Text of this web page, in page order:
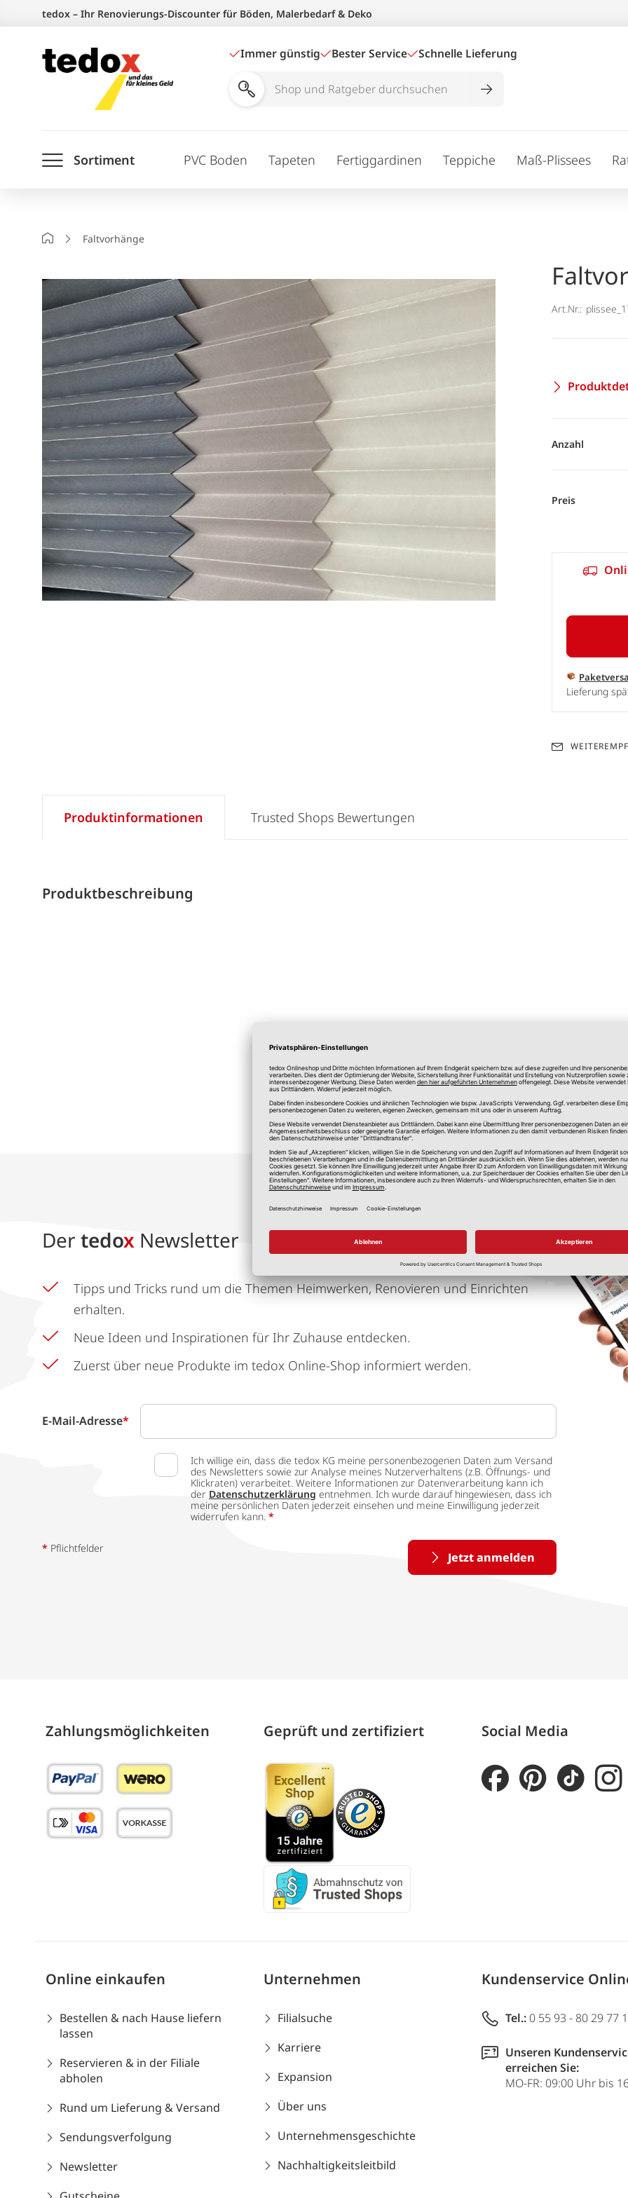
springen
tedox – Ihr Renovierungs-Discounter für Böden, Malerbedarf & Deko
Immer günstig Bester Service Schnelle Lieferung
Shop
durchsuchen
Sortiment PVC Boden Tapeten Fertiggardinen Teppiche Maß-Plissees
StartseiteFaltvorhänge
Art.Nr.:
Anzahl
Preis
Lieferung
Produktinformationen
Produktbeschreibung
Trusted Shops Bewertungen
*Alle Preise in Euro, inkl. gesetzlicher Mehrwertsteuer, zzgl.
Der tedox Newsletter
Tipps und Tricks rund um die Themen Heimwerken, Renovieren und Einrichten
erhalten.
Neue Ideen und Inspirationen für Ihr Zuhause entdecken.
Zuerst über neue Produkte im tedox Online-Shop informiert werden.
E-Mail-Adresse*
Ich willige ein, dass die tedox KG meine personenbezogenen Daten zum Versand
des Newsletters sowie zur Analyse meines Nutzerverhaltens (z.B. Öffnungs- und
Klickraten) verarbeitet. Weitere Informationen zur Datenverarbeitung kann ich
der Datenschutzerklärung entnehmen. Ich wurde darauf hingewiesen, dass ich
meine persönlichen Daten jederzeit einsehen und meine Einwilligung jederzeit
widerrufen kann. *
Jetzt anmelden
* Pflichtfelder
Zahlungs­möglich­keiten Geprüft und zertifiziert Social Media
Online einkaufen
Bestellen & nach Hause liefern
lassen
Reservieren & in der Filiale
abholen
Rund um Lieferung & Versand
Sendungsverfolgung
Newsletter
Unternehmen
Filialsuche
Karriere
Expansion
Über uns
Unternehmensgeschichte
Nachhaltigkeitsleitbild
Kundenservice
Tel.: 0 55 93 - 80 29 77
Unseren
erreichen Sie:
MO-FR: 09:00 Uhr bis